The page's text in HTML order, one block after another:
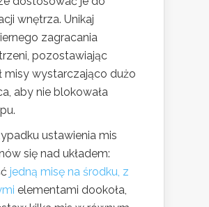
wnętrza. Unikaj
zagracania
pozostawiając
misy wystarczająco dużo
aby nie blokowała
ustawienia mis
się nad układem:
jedną misę na środku, z
elementami dookoła,